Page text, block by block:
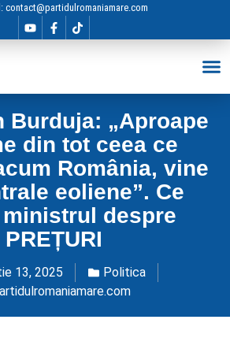
contact@partidulromaniamare.com
Burduja: „Aproape
din tot ceea ce
România, vine
eoliene”. Ce
despre
PREȚURI
13, 2025
Politica